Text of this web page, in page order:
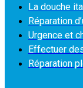
La douche
Réparation
Urgence et
Effectuer
Réparation